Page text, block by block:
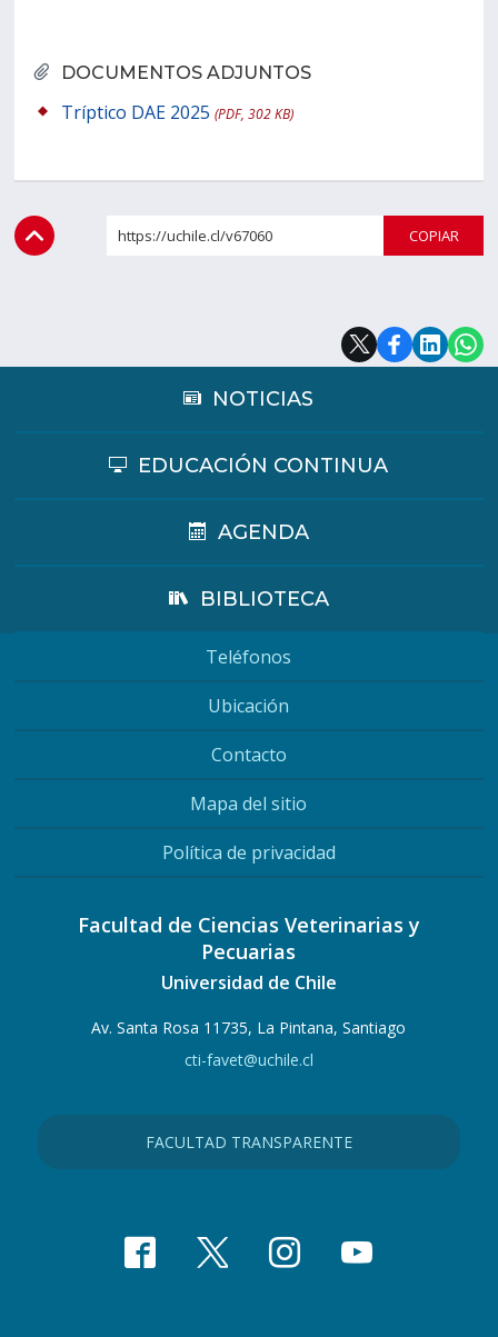
DOCUMENTOS ADJUNTOS
Tríptico DAE 2025(PDF, 302 KB)
https://uchile.cl/v67060
NOTICIAS
EDUCACIÓN CONTINUA
AGENDA
BIBLIOTECA
Teléfonos
Ubicación
Contacto
Mapa del sitio
Política de privacidad
Facultad de Ciencias Veterinarias y
Pecuarias
Universidad de Chile
Av. Santa Rosa 11735, La Pintana, Santiago
cti-favet@uchile.cl
FACULTAD TRANSPARENTE